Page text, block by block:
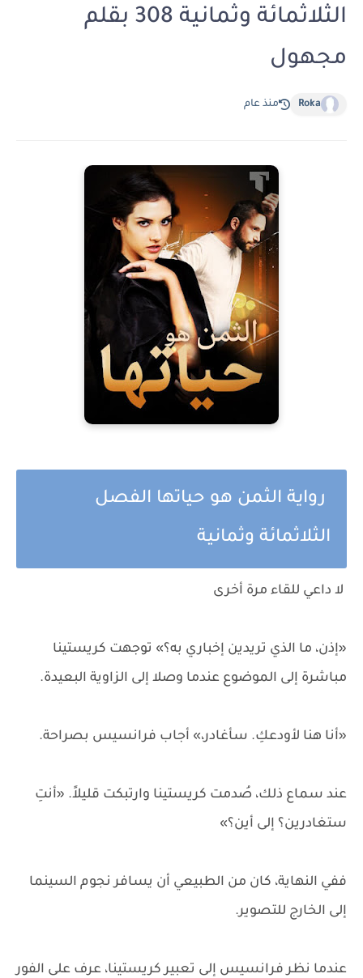
الثلاثمائة وثمانية 308 بقلم
مجهول
Roka منذ عام
رواية الثمن هو حياتها الفصل
الثلاثمائة وثمانية
لا داعي للقاء مرة أخرى
«إذن، ما الذي تريدين إخباري به؟» توجهت كريستينا
مباشرة إلى الموضوع عندما وصلا إلى الزاوية البعيدة.
«أنا هنا لأودعكِ. سأغادر،» أجاب فرانسيس بصراحة.
عند سماع ذلك، صُدمت كريستينا وارتبكت قليلاً. «أنتِ
ستغادرين؟ إلى أين؟»
ففي النهاية، كان من الطبيعي أن يسافر نجوم السينما
إلى الخارج للتصوير.
عندما نظر فرانسيس إلى تعبير كريستينا، عرف على الفور